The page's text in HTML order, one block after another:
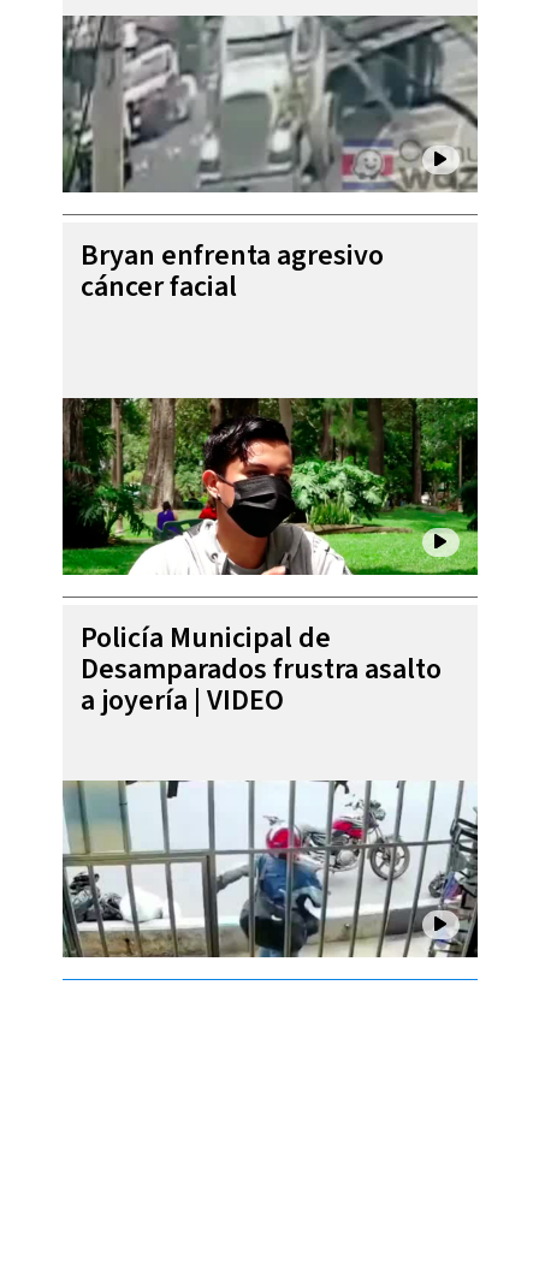
Bryan enfrenta agresivo
cáncer facial
Policía Municipal de
Desamparados frustra asalto
a joyería | VIDEO